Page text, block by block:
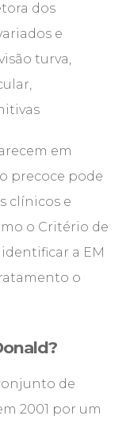
dos
e
turva,
em
precoce pode
clínicos e
o Critério de
a EM
o
de
2001 por um